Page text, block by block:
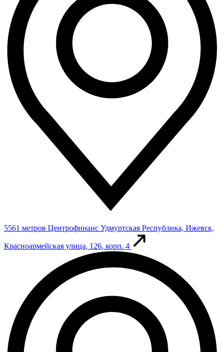
5561 метров Центрофинанс Удмуртская Республика, Ижевск,
Красноармейская улица, 126, корп. 4